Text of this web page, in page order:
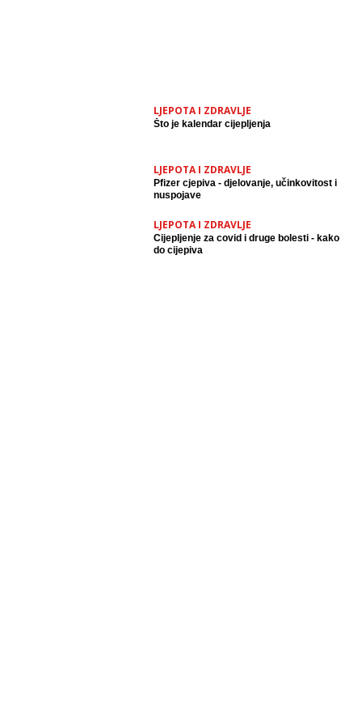
LJEPOTA I ZDRAVLJE
Što je kalendar cijepljenja
LJEPOTA I ZDRAVLJE
Pfizer cjepiva - djelovanje, učinkovitost i
nuspojave
LJEPOTA I ZDRAVLJE
Cijepljenje za covid i druge bolesti - kako
do cijepiva